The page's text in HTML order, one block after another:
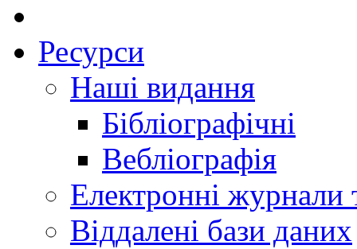
Ресурси
Наші видання
Бібліографічні
Вебліографія
Електронні
Віддалені бази даних